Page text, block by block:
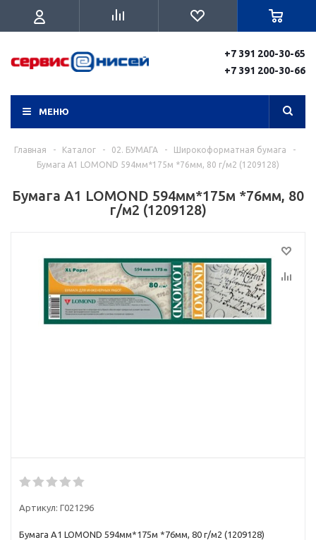
+7 391 200-30-65
+7 391 200-30-66
МЕНЮ
Главная - Каталог - 02. БУМАГА - Широкоформатная бумага
-
Бумага A1 LOMOND 594мм*175м *76мм, 80 г/м2 (1209128)
Бумага A1 LOMOND 594мм*175м *76мм, 80
г/м2 (1209128)
Артикул: Г021296
Бумага A1 LOMOND 594мм*175м *76мм, 80 г/м2 (1209128)